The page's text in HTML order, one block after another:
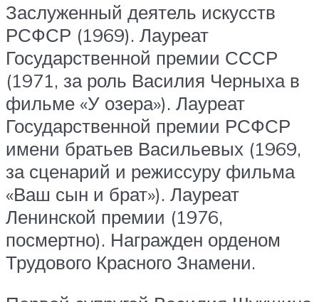
Заслуженный деятель искусств
РСФСР (1969). Лауреат
Государственной премии СССР
(1971, за роль Василия Черныха в
фильме «У озера»). Лауреат
Государственной премии РСФСР
имени братьев Васильевых (1969,
за сценарий и режиссуру фильма
«Ваш сын и брат»). Лауреат
Ленинской премии (1976,
посмертно). Награжден орденом
Трудового Красного Знамени.